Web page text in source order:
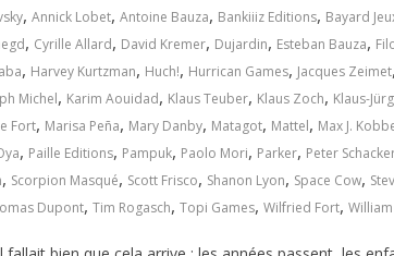
, Annick Lobet, Antoine Bauza, Bankiiiz Editions, Bayard
, Cyrille Allard, David Kremer, Dujardin, Esteban Bauza,
, Harvey Kurtzman, Huch!, Hurrican Games, Jacques Zeimet,
Michel, Karim Aouidad, Klaus Teuber, Klaus Zoch, Klaus-
Fort, Marisa Peña, Mary Danby, Matagot, Mattel, Max J.
, Paille Editions, Pampuk, Paolo Mori, Parker, Peter
, Scorpion Masqué, Scott Frisco, Shanon Lyon, Space Cow,
Dupont, Tim Rogasch, Topi Games, Wilfried Fort,